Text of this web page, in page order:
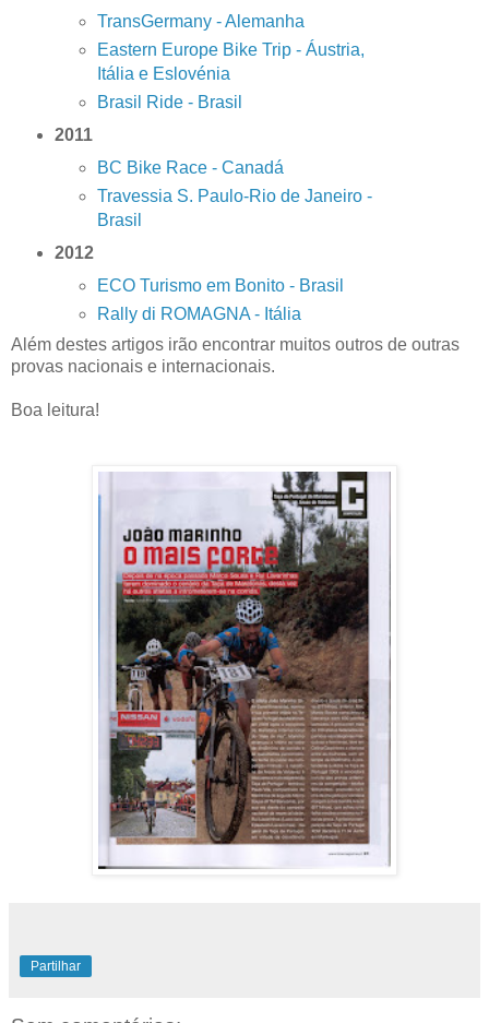
TransGermany - Alemanha
Eastern Europe Bike Trip - Áustria,
Itália e Eslovénia
Brasil Ride - Brasil
2011
BC Bike Race - Canadá
Travessia S. Paulo-Rio de Janeiro -
Brasil
2012
ECO Turismo em Bonito - Brasil
Rally di ROMAGNA - Itália
Além destes artigos irão encontrar muitos outros de outras
provas nacionais e internacionais.
Boa leitura!
Partilhar